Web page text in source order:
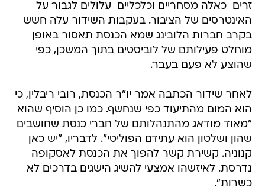
זרים  כאלה מסחריים וכלכליים  עלולים לגבור על
האינטרסים של הציבור. בעקבות השידור עלה חשש
בקרב חברות הלובינג שמא הכנסת תאסור באופן
מוחלט פעילותם של לוביסטים בתוך המשכן, כפי
שהוצע לא פעם בעבר.
לאחר שידור הכתבה אמר יו"ר הכנסת, רובי ריבלין, כי
הוא המום מהתיעוד כפי שנחשף. כמו כן הוסיף שהוא
"מאוד מודאג מהתנהלותם של חברי כנסת שחושבים
שהון ושלטון הוא עתידם הפוליטי". לדבריו, "יש כאן
קנוניה. קשירת קשר להפוך את הכנסת לאסקופה
נדרסת. לאיזשהו אמצעי להשיג הישגים בדרכים לא
כשרות".